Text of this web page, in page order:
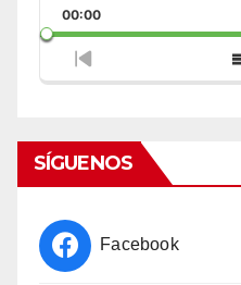
Rate
00:00
Previous
Episode
SÍGUENOS
Facebook